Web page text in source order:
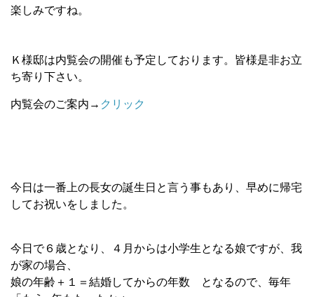
楽しみですね。
Ｋ様邸は内覧会の開催も予定しております。皆様是非お立
ち寄り下さい。
内覧会のご案内→ クリック
今日は一番上の長女の誕生日と言う事もあり、早めに帰宅
してお祝いをしました。
今日で６歳となり、４月からは小学生となる娘ですが、我
が家の場合、
娘の年齢＋１＝結婚してからの年数 となるので、毎年